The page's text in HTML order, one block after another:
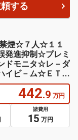
する
煙☆７人☆１１
進抑制☆プレミ
ドモニタ☆レ－ダ
イビ－ム☆ＥＴＣ
442.9 万円
諸費用
15 万円